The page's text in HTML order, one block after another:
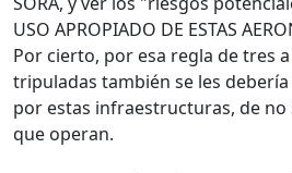
USO APROPIADO DE ESTAS
Por cierto, por esa regla de tres
tripuladas también se les
por estas infraestructuras, de
que operan.